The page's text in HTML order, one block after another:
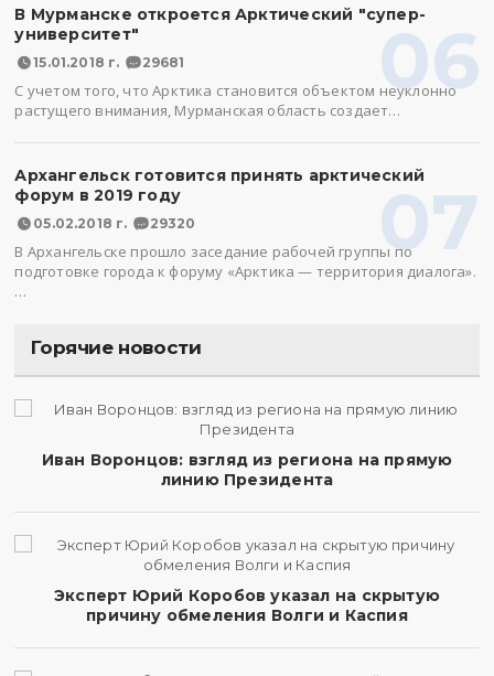
06
В Мурманске откроется Арктический "супер-
университет"
15.01.2018 г. 29681
С учетом того, что Арктика становится объектом неуклонно
растущего внимания, Мурманская область создает…
07
Архангельск готовится принять арктический
форум в 2019 году
05.02.2018 г. 29320
В Архангельске прошло заседание рабочей группы по
подготовке города к форуму «Арктика — территория диалога».
…
Горячие новости
Иван Воронцов: взгляд из региона на прямую
линию Президента
Эксперт Юрий Коробов указал на скрытую
причину обмеления Волги и Каспия